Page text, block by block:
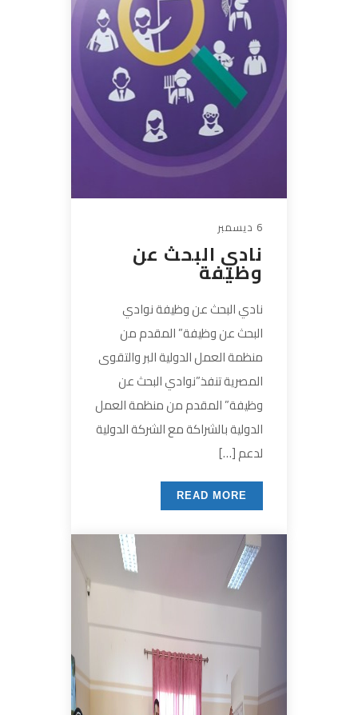
6 ديسمبر
نادي البحث عن
وظيفة
نادي البحث عن وظيفة نوادي
البحث عن وظيفة” المقدم من
منظمة العمل الدولية البر والتقوى
المصرية تنفذ”نوادي البحث عن
وظيفة” المقدم من منظمة العمل
الدولية بالشراكة مع الشركة الدولية
لدعم […]
READ MORE